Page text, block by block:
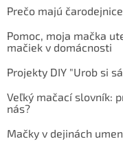
Prečo majú
Pomoc, moja mačka
mačiek v domácnosti
Projekty DIY "Urob si
Veľký mačací slovník:
nás?
Mačky v dejinách